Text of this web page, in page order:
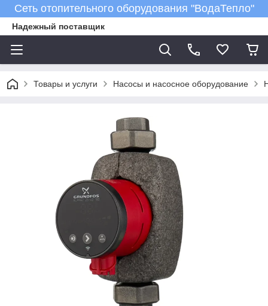
Сеть отопительного оборудования "ВодаТепло"
Надежный поставщик
Товары и услуги Насосы и насосное оборудование